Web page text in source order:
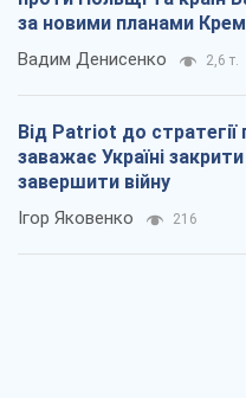
за новими планами
Вадим Денисенко 2,6 т.
Від Patriot до
заважає Україні
завершити війну
Ігор Яковенко 216